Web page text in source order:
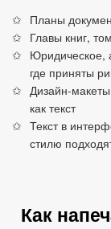
Планы
Главы книг,
Юридическое,
где приняты
как текст
Текст в
стилю
Как